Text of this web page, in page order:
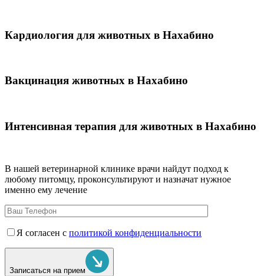
Кардиология для животных в Нахабино
Вакцинация животных в Нахабино
Интенсивная терапия для животных в Нахабино
В нашей ветеринарной клинике врачи найдут подход к
любому питомцу, проконсультируют и назначат нужное
именно ему лечение
Я согласен с политикой конфиденциальности
Записаться на прием